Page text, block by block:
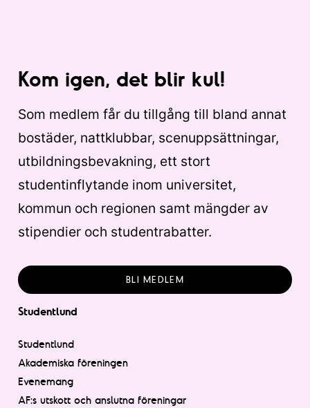
Kom igen, det blir kul!
Som medlem får du tillgång till bland annat
bostäder, nattklubbar, scenuppsättningar,
utbildningsbevakning, ett stort
studentinflytande inom universitet,
kommun och regionen samt mängder av
stipendier och studentrabatter.
BLI MEDLEM
Studentlund
Studentlund
Akademiska föreningen
Evenemang
AF:s utskott och anslutna föreningar